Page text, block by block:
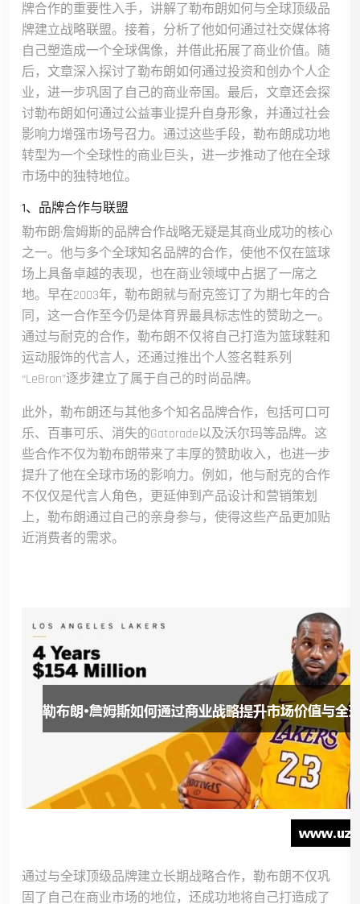
牌合作的重要性入手，讲解了勒布朗如何与全球顶级品
牌建立战略联盟。接着，分析了他如何通过社交媒体将
自己塑造成一个全球偶像，并借此拓展了商业价值。随
后，文章深入探讨了勒布朗如何通过投资和创办个人企
业，进一步巩固了自己的商业帝国。最后，文章还会探
讨勒布朗如何通过公益事业提升自身形象，并通过社会
影响力增强市场号召力。通过这些手段，勒布朗成功地
转型为一个全球性的商业巨头，进一步推动了他在全球
市场中的独特地位。
1、品牌合作与联盟
勒布朗·詹姆斯的品牌合作战略无疑是其商业成功的核心
之一。他与多个全球知名品牌的合作，使他不仅在篮球
场上具备卓越的表现，也在商业领域中占据了一席之
地。早在2003年，勒布朗就与耐克签订了为期七年的合
同，这一合作至今仍是体育界最具标志性的赞助之一。
通过与耐克的合作，勒布朗不仅将自己打造为篮球鞋和
运动服饰的代言人，还通过推出个人签名鞋系列
“LeBron”逐步建立了属于自己的时尚品牌。
此外，勒布朗还与其他多个知名品牌合作，包括可口可
乐、百事可乐、消失的Gatorade以及沃尔玛等品牌。这
些合作不仅为勒布朗带来了丰厚的赞助收入，也进一步
提升了他在全球市场的影响力。例如，他与耐克的合作
不仅仅是代言人角色，更延伸到产品设计和营销策划
上，勒布朗通过自己的亲身参与，使得这些产品更加贴
近消费者的需求。
通过与全球顶级品牌建立长期战略合作，勒布朗不仅巩
固了自己在商业市场的地位，还成功地将自己打造成了